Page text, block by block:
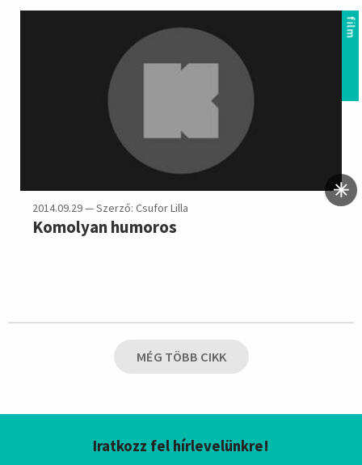
film
2014.09.29 — Szerző: Csufor Lilla
Komolyan humoros
MÉG TÖBB CIKK
Iratkozz fel hírlevelünkre!